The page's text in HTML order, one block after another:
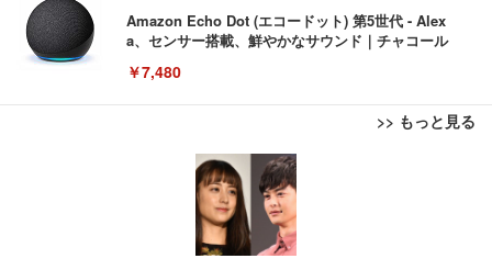
Amazon Echo Dot (エコードット) 第5世代 - Alex
a、センサー搭載、鮮やかなサウンド｜チャコール
￥7,480
>> もっと見る
[EdoErgo] オフィスチェア 椅子 テレワーク 疲れな
い 跳ね上げ式アームレスト コンパクト 約105度ロッ
キング pc 事務椅子 360度回転 座面昇降 強化ナイロ
ン樹脂ベース 通気性メッシュ 在宅ワーク H-WY01
(黒網+黒枠+黒足)
EIZO ビジネス向けプレミアムモニター | FlexScan
EV3240X-WT | 31.5型4K UHD・USB Type-C・ホワ
￥105,595
Amazonベーシック ペットシーツ 薄型 レギュラー 1
回使い捨て 無香料 ホワイト 300枚